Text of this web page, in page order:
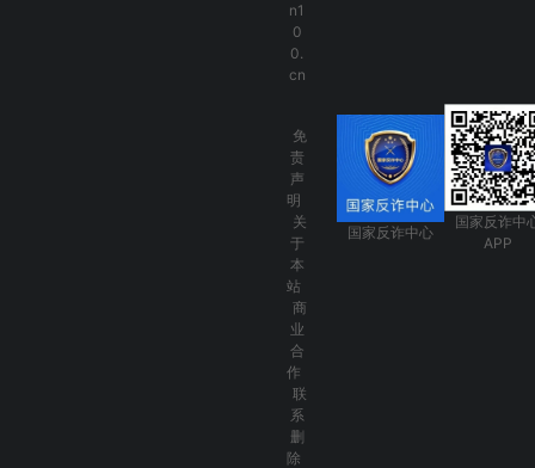
n1
0
0.
cn
免
责
声
明
关
于
本
站
商
业
合
作
联
系
删
除
国家反诈中心
国家反诈中
APP